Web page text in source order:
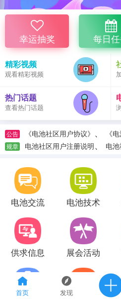
首页 发现
幸运抽奖 每日
精彩视频
观看精彩视频
热门话题
查看热门话题
公告 《电池社区用户协议》 、 《
规章 电池社区用户注册说明、 电
电池交流 电池技术
供求信息 展会活动